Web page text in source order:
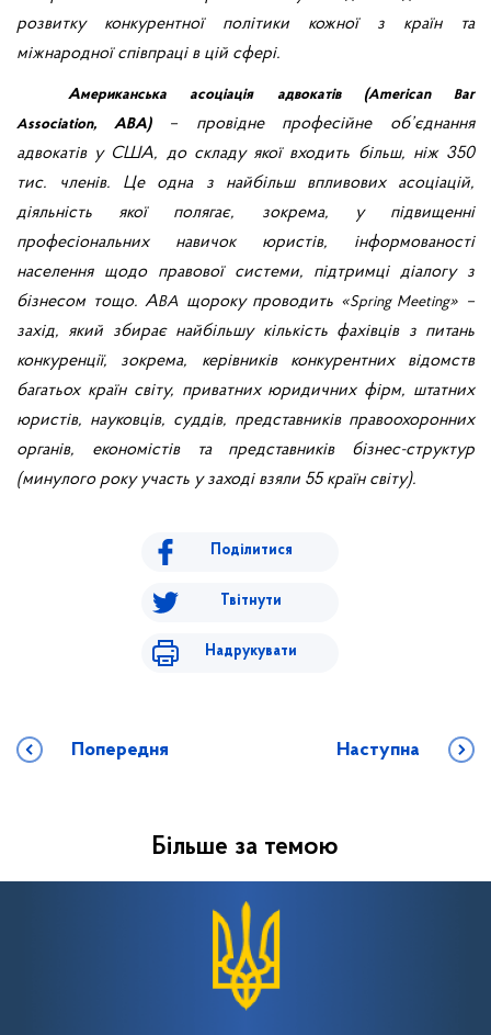
розвитку конкурентної політики кожної з країн та
міжнародної співпраці в цій сфері.
Американська асоціація адвокатів (American Bar
Association, АВА)– провідне професійне об’єднання
адвокатів у США, до складу якої входить більш, ніж 350
тис. членів. Це одна з найбільш впливових асоціацій,
діяльність якої полягає, зокрема, у підвищенні
професіональних навичок юристів, інформованості
населення щодо правової системи, підтримці діалогу з
бізнесом тощо. ABA щороку проводить «Spring Meeting» –
захід, який збирає найбільшу кількість фахівців з питань
конкуренції, зокрема, керівників конкурентних відомств
багатьох країн світу, приватних юридичних фірм, штатних
юристів, науковців, суддів, представників правоохоронних
органів, економістів та представників бізнес-структур
(минулого року участь у заході взяли 55 країн світу).
Поділитися
Твітнути
Надрукувати
Попередня Наступна
Більше за темою